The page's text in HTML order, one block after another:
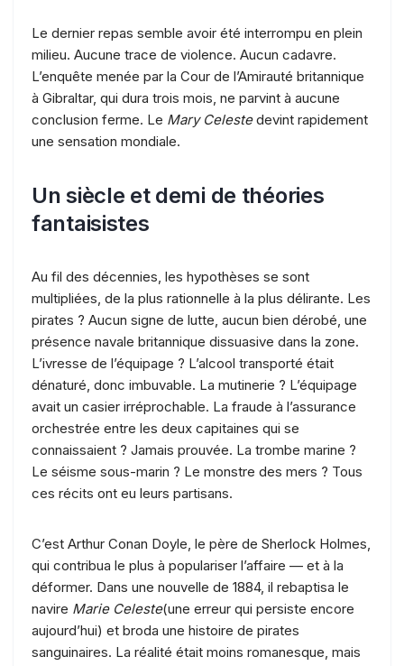
Le dernier repas semble avoir été interrompu en plein
milieu. Aucune trace de violence. Aucun cadavre.
L’enquête menée par la Cour de l’Amirauté britannique
à Gibraltar, qui dura trois mois, ne parvint à aucune
conclusion ferme. Le Mary Celestedevint rapidement
une sensation mondiale.
Un siècle et demi de théories
fantaisistes
Au fil des décennies, les hypothèses se sont
multipliées, de la plus rationnelle à la plus délirante. Les
pirates ? Aucun signe de lutte, aucun bien dérobé, une
présence navale britannique dissuasive dans la zone.
L’ivresse de l’équipage ? L’alcool transporté était
dénaturé, donc imbuvable. La mutinerie ? L’équipage
avait un casier irréprochable. La fraude à l’assurance
orchestrée entre les deux capitaines qui se
connaissaient ? Jamais prouvée. La trombe marine ?
Le séisme sous-marin ? Le monstre des mers ? Tous
ces récits ont eu leurs partisans.
C’est Arthur Conan Doyle, le père de Sherlock Holmes,
qui contribua le plus à populariser l’affaire — et à la
déformer. Dans une nouvelle de 1884, il rebaptisa le
navire Marie Celeste(une erreur qui persiste encore
aujourd’hui) et broda une histoire de pirates
sanguinaires. La réalité était moins romanesque, mais